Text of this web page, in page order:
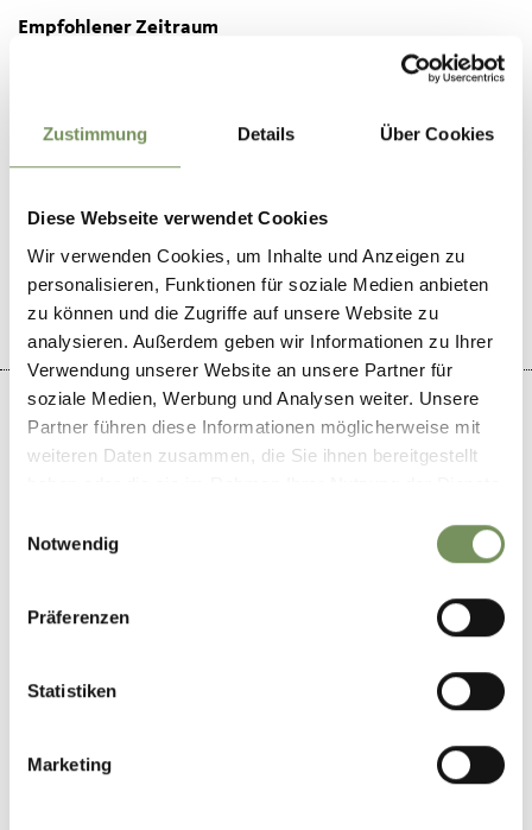
Zustimmung Details Über Cookies
Diese Webseite verwendet Cookies
Wir verwenden Cookies, um Inhalte und Anzeigen zu
personalisieren, Funktionen für soziale Medien anbieten
zu können und die Zugriffe auf unsere Website zu
analysieren. Außerdem geben wir Informationen zu Ihrer
Verwendung unserer Website an unsere Partner für
soziale Medien, Werbung und Analysen weiter. Unsere
Partner führen diese Informationen möglicherweise mit
weiteren Daten zusammen, die Sie ihnen bereitgestellt
Notwendig
Präferenzen
Statistiken
Marketing
Empfohlener Zeitraum
WAR DER INHALT FÜR DICH HILFREICH?
JA NEIN